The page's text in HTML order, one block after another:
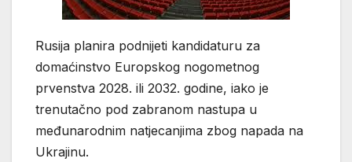
Rusija planira podnijeti kandidaturu za
domaćinstvo Europskog nogometnog
prvenstva 2028. ili 2032. godine, iako je
trenutačno pod zabranom nastupa u
međunarodnim natjecanjima zbog napada na
Ukrajinu.